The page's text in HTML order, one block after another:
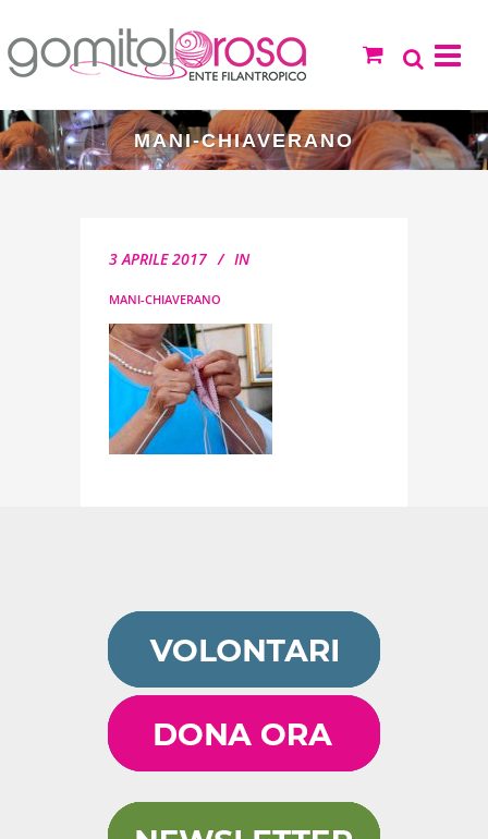
MANI-CHIAVERANO
3 APRILE 2017 IN
MANI-CHIAVERANO